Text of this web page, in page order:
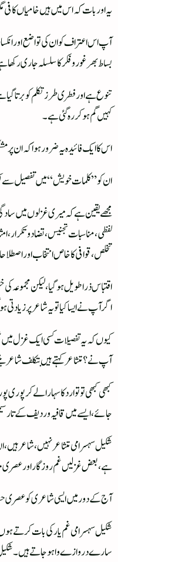
یہ اور بات کہ اس میں ہیں خامیاں کافی
آپ اس اعتراف کو ان کی تواضع اور
بساط بھر غور و فکر کا سلسلہ جاری
تنوع ہے اور فطری طرز تکلم کو برتا
کہیں گم ہو کر رہ گئی ہے۔
اس کا ایک فائیدہ یہ ضرور ہوا کہ ان
ان کو ”کلمات خویش“ میں تفصیل سے
مجھے یقین ہے کہ میری غزلوں میں
لفظی، مناسبات تجنیس، تضاد و
تخلص، قوافی کا خاص انتخاب اور
اقتباس ذرا طویل ہو گیا، لیکن
اگر آپ نے ایسا کیا تو یہ شاعر پر زیادتی
کیوں کہ یہ تفصیلات کسی ایک غزل میں
آپ نے؟متشاعر کہتے ہیں بتکلف شاعر
کبھی کبھی تو توارد کا سہارا لے کر
جائے، ایسے میں قافیہ وردیف کے تار
شکیل سہسرامی متشاعر نہیں،شاعر
ہے، بعض غزلیں غم روزگار اور عصری
آج کے دور میں ایسی شاعری کو عصری
شکیل سہسرامی غم یار کی بات کرتے
سارے دروازے وا ہو جاتے ہیں۔ شکیل